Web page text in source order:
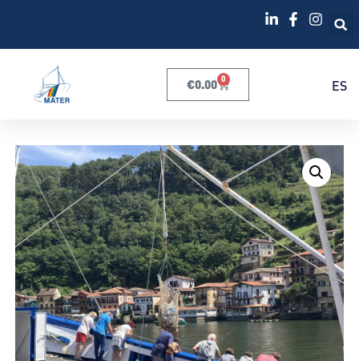
€0.00 0 ES